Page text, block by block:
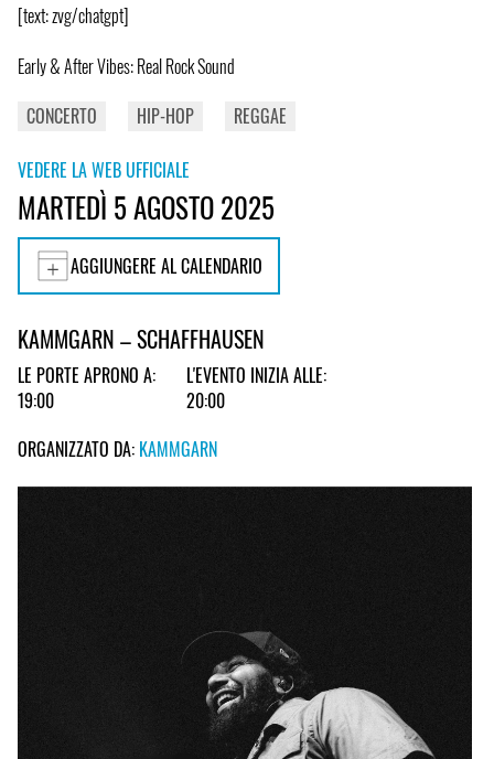
[text: zvg/chatgpt]
Early & After Vibes: Real Rock Sound
CONCERTO
HIP-HOP REGGAE
VEDERE LA WEB UFFICIALE
MARTEDÌ 5 AGOSTO 2025
AGGIUNGERE AL CALENDARIO
KAMMGARN – SCHAFFHAUSEN
LE PORTE APRONO A:
19:00
L'EVENTO INIZIA ALLE:
20:00
ORGANIZZATO DA: KAMMGARN